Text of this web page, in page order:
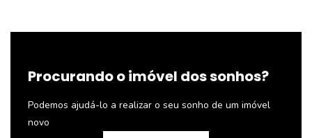
Procurando o imóvel dos sonhos?
Podemos ajudá-lo a realizar o seu sonho de um imóvel
novo